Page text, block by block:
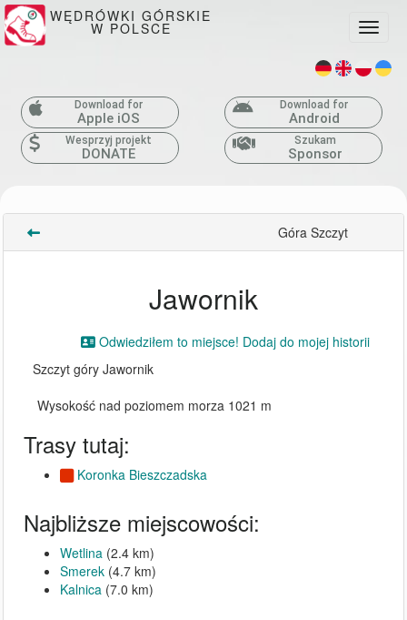
WĘDRÓWKI GÓRSKIE
W POLSCE
Download for
Apple iOS
Download for
Android
Wesprzyj projekt
DONATE
Szukam
Sponsor
Góra Szczyt
Jawornik
Odwiedziłem to miejsce! Dodaj do mojej historii
Szczyt góry Jawornik
Wysokość nad poziomem morza 1021 m
Trasy tutaj:
Koronka Bieszczadska
Najbliższe miejscowości:
Wetlina (2.4 km)
Smerek (4.7 km)
Kalnica (7.0 km)